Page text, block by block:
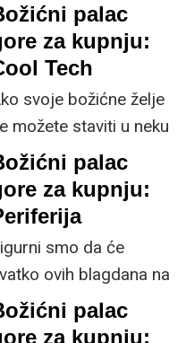
stvari koje
mogli zagubiti.
palac
za kupnju:
Tech
svoje božićne želje
možete staviti u neku
kategorija, ovdje
skupili još nekoliko
zanimljivih i
aktualnih gadgeta.
Smatramo da je
najvažnije uzeti u obzir
ovakvog
palac
za kupnju:
smo da će
ovih blagdana na
utrošiti i više
može racionalno
palac
za kupnju: